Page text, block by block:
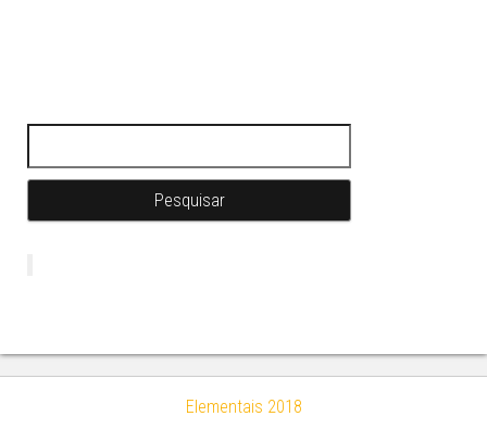
Elementais 2018